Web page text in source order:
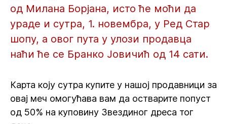
од Милана Борјана, исто ће моћи да
ураде и сутра, 1. новембра, у Ред Стар
шопу, а овог пута у улози продавца
наћи ће се Бранко Јовичић од 14 сати.
Карта коју сутра купите у нашој продавници за
овај меч омогућава вам да остварите попуст
од 50% на куповину Звездиног дреса тог